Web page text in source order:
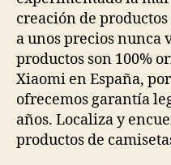
creación de
a unos precios nunca
productos son 100%
Xiaomi en España,
ofrecemos garantía
años. Localiza y
productos de